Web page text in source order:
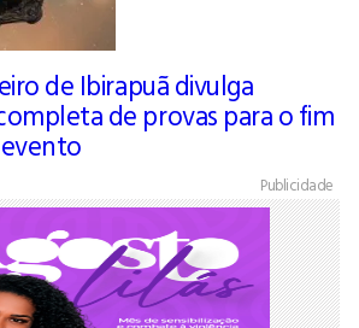
de Ibirapuã divulga
de provas para o fim
Publicidade